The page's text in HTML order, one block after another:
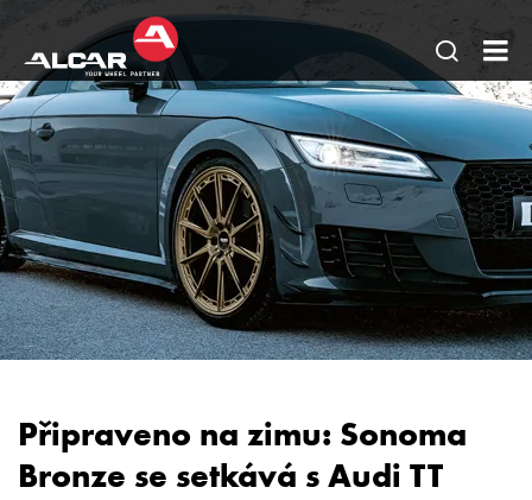
Otevřít
hledání
stránky
-
Připraveno na zimu: Sonoma
Bronze se setkává s Audi TT